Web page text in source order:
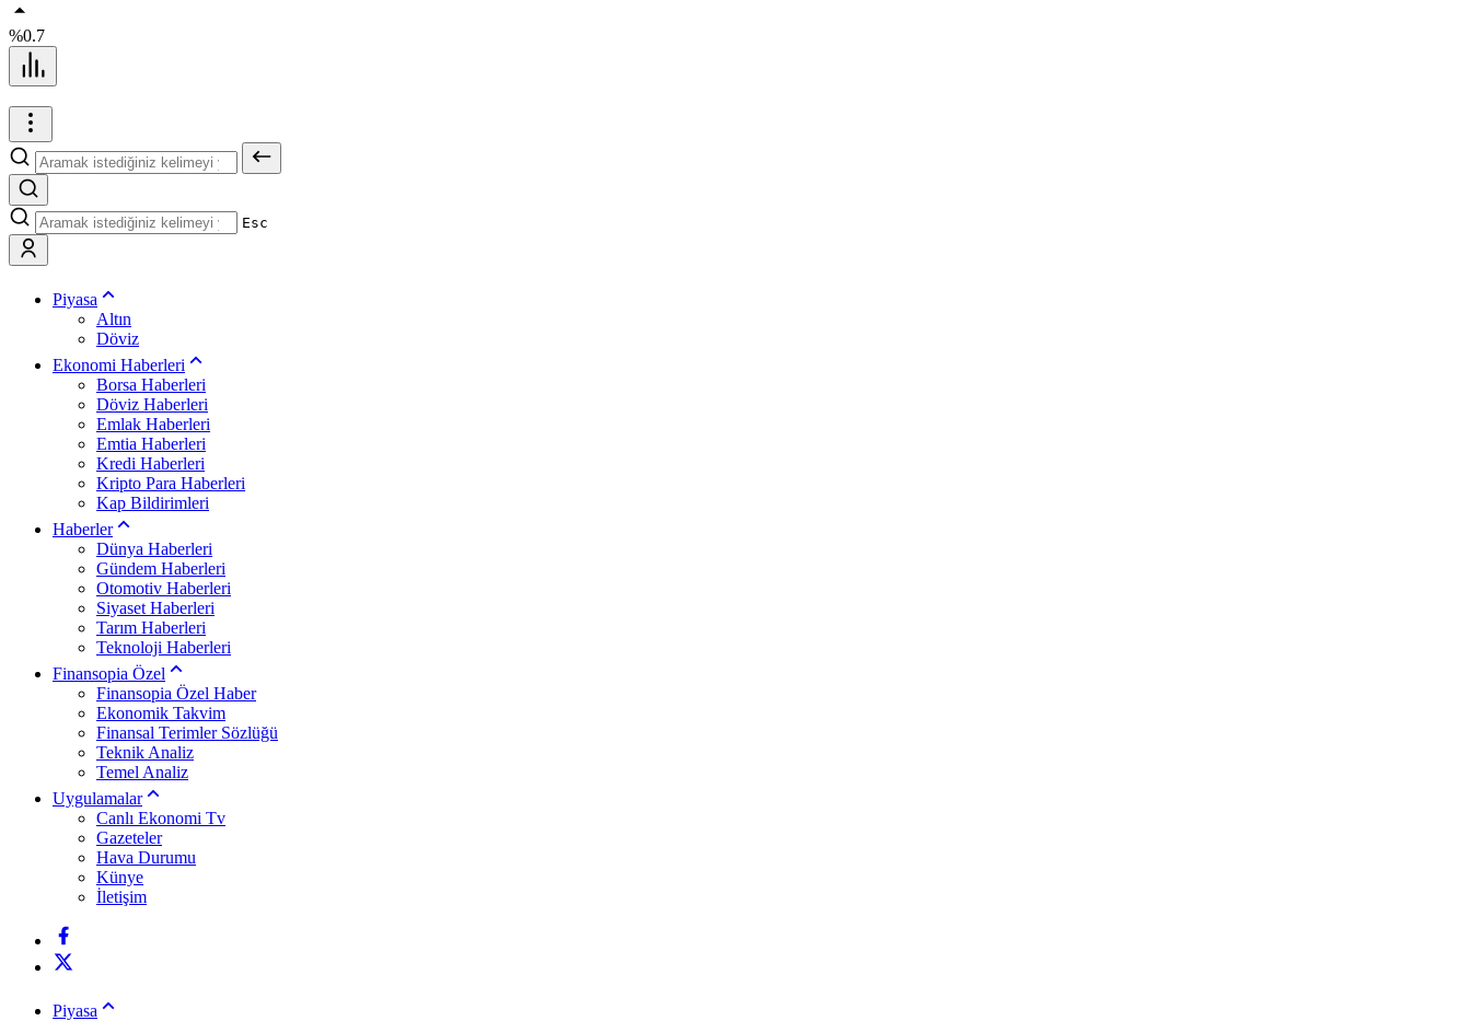
%0.7
Esc
Piyasa
Altın
Döviz
Ekonomi Haberleri
Borsa Haberleri
Döviz Haberleri
Emlak Haberleri
Emtia Haberleri
Kredi Haberleri
Kripto Para Haberleri
Kap Bildirimleri
Haberler
Dünya Haberleri
Gündem Haberleri
Otomotiv Haberleri
Siyaset Haberleri
Tarım Haberleri
Teknoloji Haberleri
Finansopia Özel
Finansopia Özel Haber
Ekonomik Takvim
Finansal Terimler Sözlüğü
Teknik Analiz
Temel Analiz
Uygulamalar
Canlı Ekonomi Tv
Gazeteler
Hava Durumu
Künye
İletişim
Piyasa